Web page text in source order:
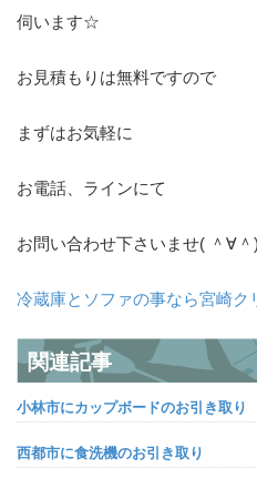
伺います☆
お見積もりは無料ですので
まずはお気軽に
お電話、ラインにて
お問い合わせ下さいませ( ＾∀＾)
冷蔵庫とソファの事なら宮崎ク
関連記事
小林市にカップボードのお引き取り
西都市に食洗機のお引き取り